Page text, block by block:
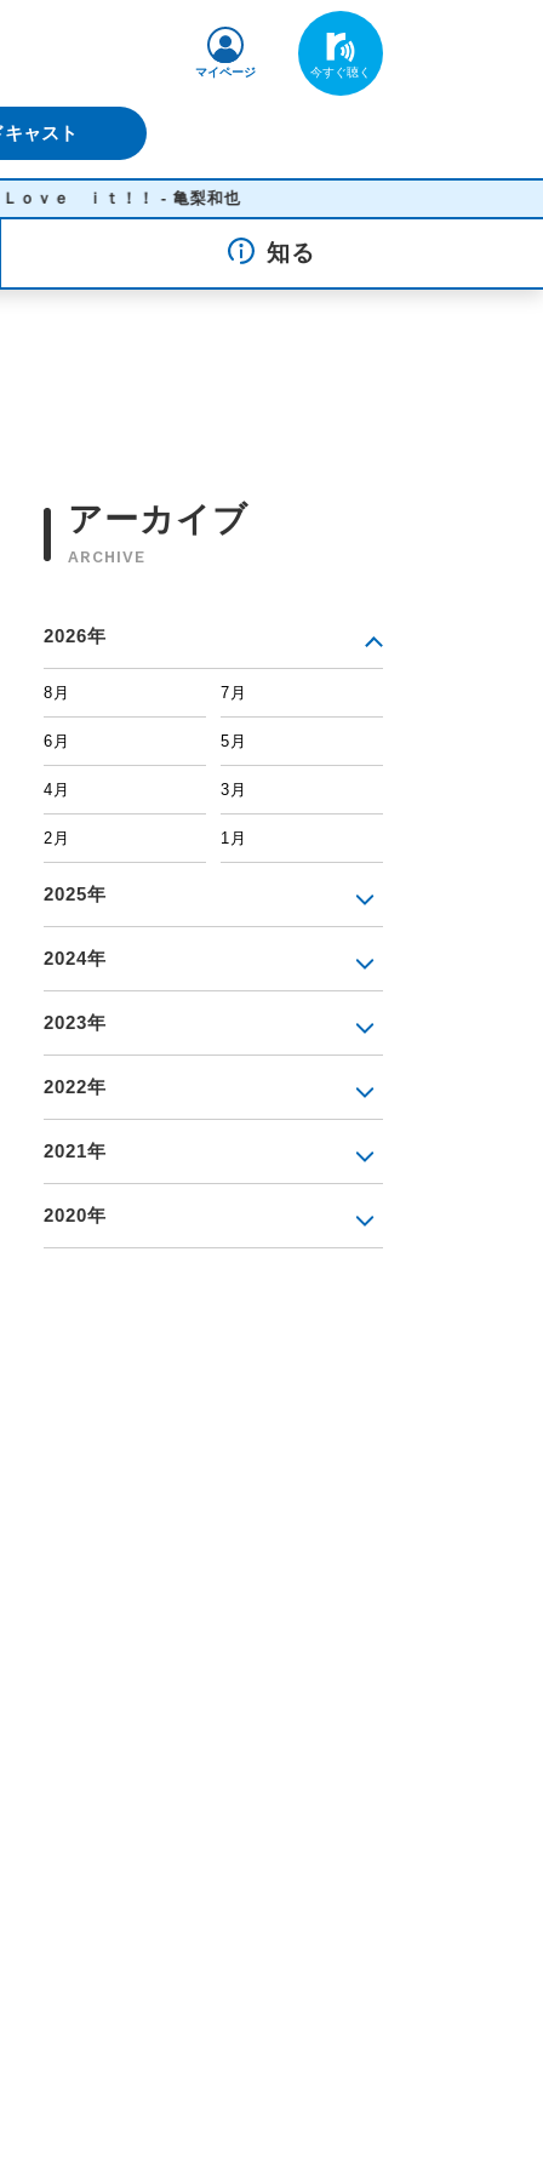
ャスト
マイページ
ｔ！！ - 亀梨和也
知る
アーカイブ
ARCHIVE
2026年
8月 7月
6月 5月
4月 3月
2月 1月
2025年
2024年
2023年
2022年
2021年
2020年